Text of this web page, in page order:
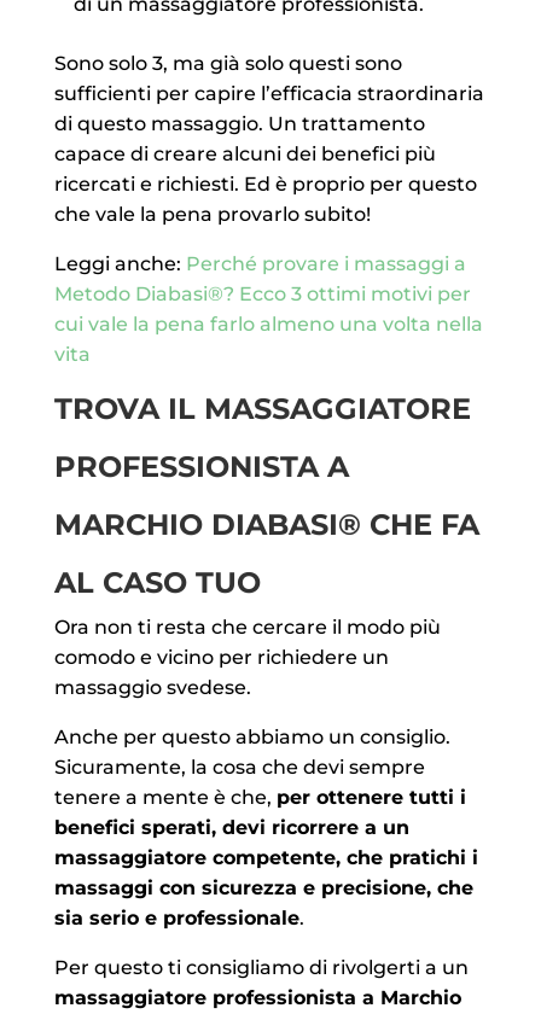
Sono solo 3, ma già solo questi sono
sufficienti per capire l’efficacia straordinaria
di questo massaggio. Un trattamento
capace di creare alcuni dei benefici più
ricercati e richiesti. Ed è proprio per questo
che vale la pena provarlo subito!
Leggi anche: Perché provare i massaggi a
Metodo Diabasi®? Ecco 3 ottimi motivi per
cui vale la pena farlo almeno una volta nella
vita
TROVA IL MASSAGGIATORE
PROFESSIONISTA A
MARCHIO DIABASI® CHE FA
AL CASO TUO
Ora non ti resta che cercare il modo più
comodo e vicino per richiedere un
massaggio svedese.
Anche per questo abbiamo un consiglio.
Sicuramente, la cosa che devi sempre
tenere a mente è che, per ottenere tutti i
benefici sperati, devi ricorrere a un
massaggiatore competente, che pratichi i
massaggi con sicurezza e precisione, che
sia serio e professionale.
Per questo ti consigliamo di rivolgerti a un
massaggiatore professionista a Marchio